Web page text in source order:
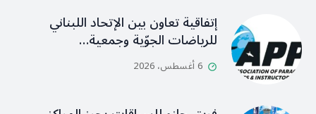
إتفاقية تعاون بين الإتحاد اللبناني
للرياضات الجوّية وجمعية…
6 أغسطس، 2026